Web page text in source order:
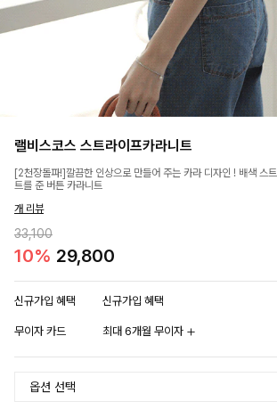
랠비스코스 스트라이프카라니트
[2천장돌파!]깔끔한 인상으로 만들어 주는 카라 디자인 ! 배색 스
트를 준 버튼 카라니트
개 리뷰
33,100
10% 29,800
신규가입 혜택 신규가입 혜택
무이자 카드 최대 6개월 무이자